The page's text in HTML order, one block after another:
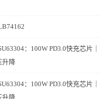
：100W PD3.0快充芯片｜
升降
：100W PD3.0快充芯片｜
升降